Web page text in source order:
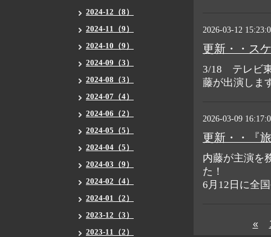
2026-03-12
更新・・ス
3/18 テレビ
藤が出演しま
2026-03-09
更新・・『
内藤が主演を
た！
6月12日に全
«
2024-12（8）
2024-11（9）
2024-10（9）
2024-09（3）
2024-08（3）
2024-07（4）
2024-06（2）
2024-05（5）
2024-04（5）
2024-03（9）
2024-02（4）
2024-01（2）
2023-12（3）
2023-11（2）